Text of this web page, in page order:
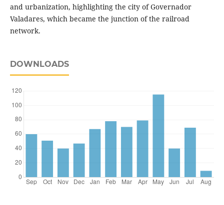
and urbanization, highlighting the city of Governador
Valadares, which became the junction of the railroad
network.
DOWNLOADS